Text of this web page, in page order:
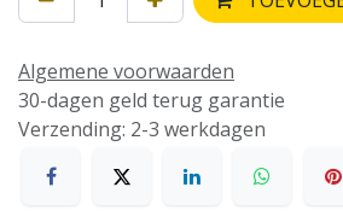
Algemene voorwaarden
30-dagen geld terug garantie
Verzending: 2-3 werkdagen